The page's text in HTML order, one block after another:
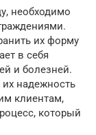
необходимо
их форму
в себя
и болезней.
надежность
клиентам,
который